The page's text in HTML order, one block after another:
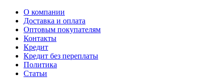
О компании
Доставка и оплата
Оптовым покупателям
Контакты
Кредит
Кредит без переплаты
Политика
Статьи